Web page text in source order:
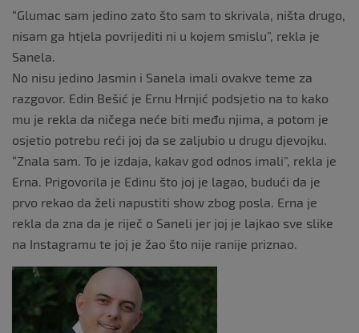
“Glumac sam jedino zato što sam to skrivala, ništa drugo,
nisam ga htjela povrijediti ni u kojem smislu”, rekla je
Sanela.
No nisu jedino Jasmin i Sanela imali ovakve teme za
razgovor. Edin Bešić je Ernu Hrnjić podsjetio na to kako
mu je rekla da ničega neće biti među njima, a potom je
osjetio potrebu reći joj da se zaljubio u drugu djevojku.
“Znala sam. To je izdaja, kakav god odnos imali”, rekla je
Erna. Prigovorila je Edinu što joj je lagao, budući da je
prvo rekao da želi napustiti show zbog posla. Erna je
rekla da zna da je riječ o Saneli jer joj je lajkao sve slike
na Instagramu te joj je žao što nije ranije priznao.